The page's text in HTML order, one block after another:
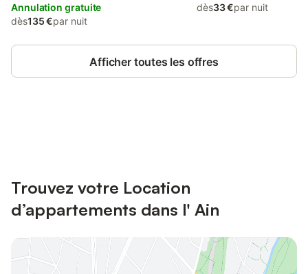
Annulation gratuite
dès135 €par nuit
dès33 €par nuit
Afficher toutes les offres
Trouvez votre Location
d’appartements dans l' Ain